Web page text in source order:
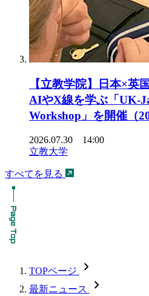
【立教学院】日本×英
AIやX線を学ぶ「UK-
Workshop」を開催（
2026.07.30 14:00
立教大学
すべてを見る
TOPページ chevron_forward
最新ニュース chevron_forward